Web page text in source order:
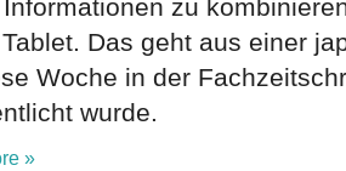
zu
Das geht aus einer
Woche in der
wurde.
»